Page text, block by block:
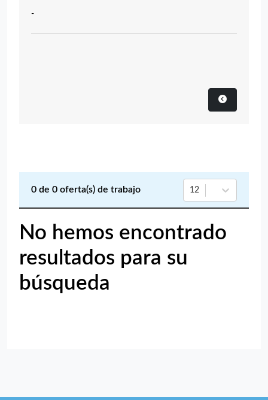
-
0 de 0 oferta(s) de trabajo 12
No hemos encontrado
resultados para su
búsqueda